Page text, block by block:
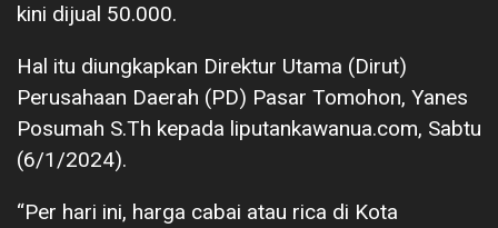
kini dijual 50.000.
Hal itu diungkapkan Direktur Utama (Dirut)
Perusahaan Daerah (PD) Pasar Tomohon, Yanes
Posumah S.Th kepada liputankawanua.com, Sabtu
(6/1/2024).
“Per hari ini, harga cabai atau rica di Kota